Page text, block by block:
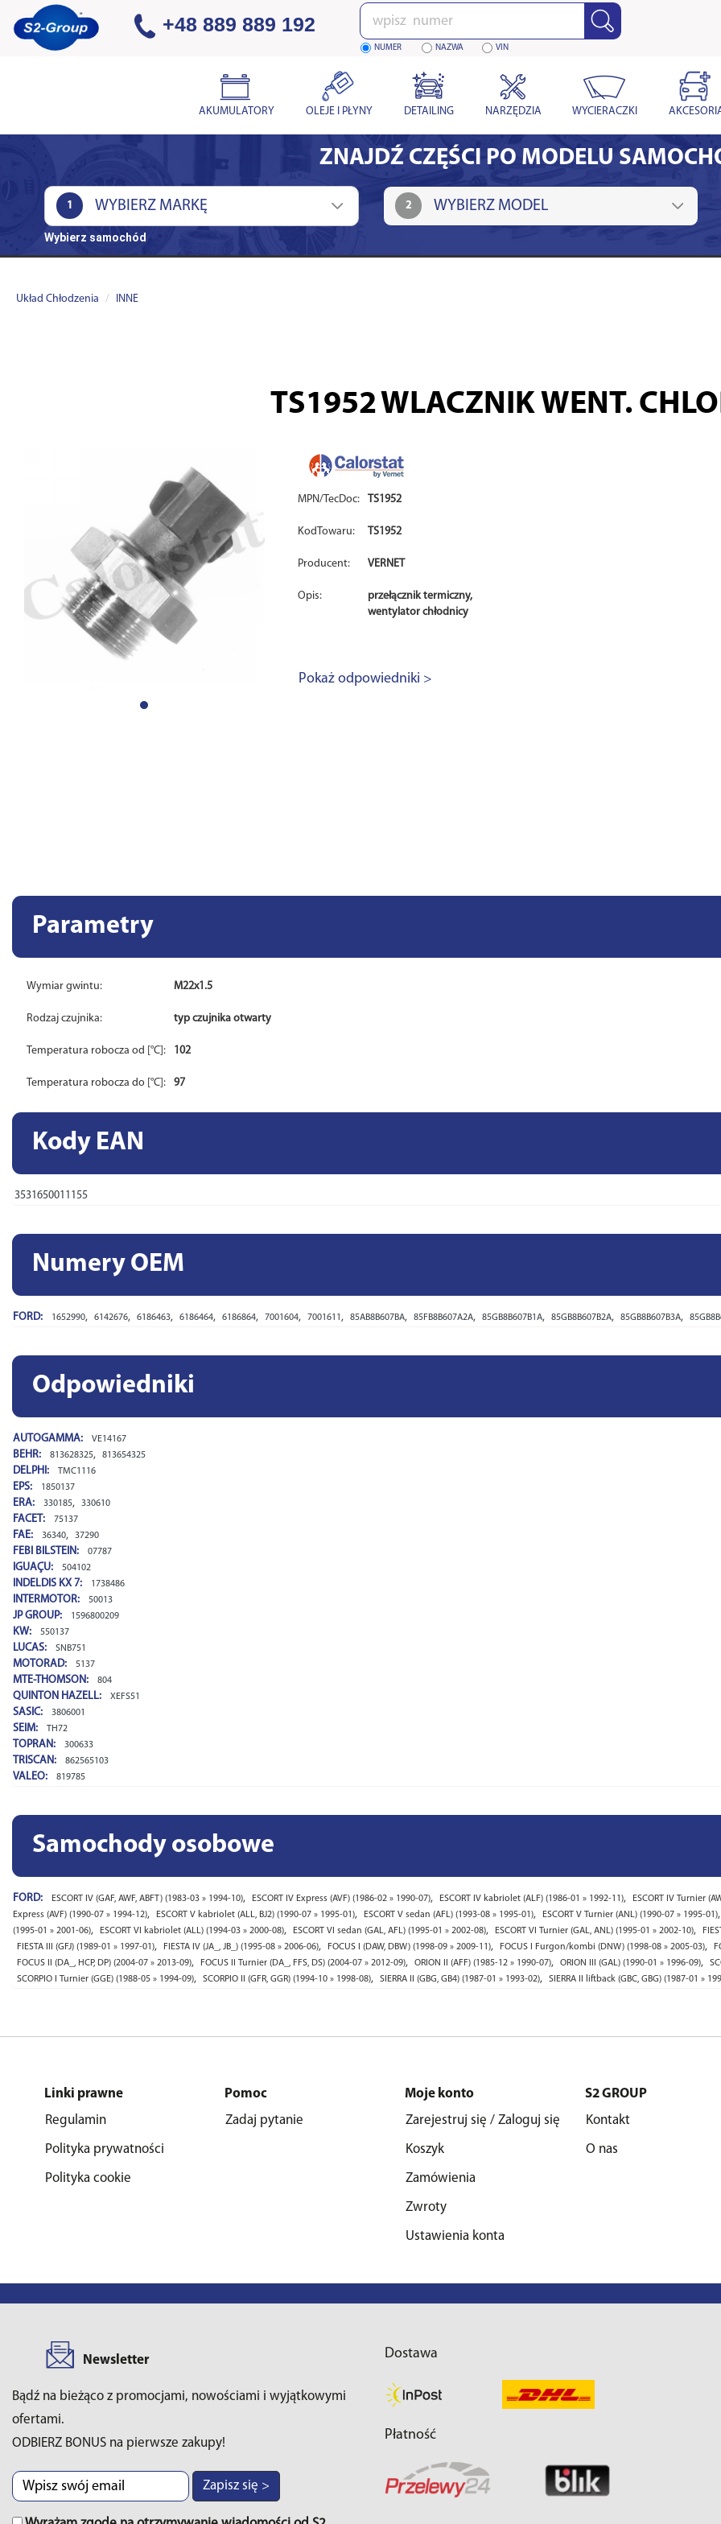
+48 889 889 192 Wpisz
numer
NUMER NAZWA VIN
AKUMULATORY OLEJE I PŁYNY DETAILING NARZĘDZIA WYCIERACZKI
ZNAJDŹ CZĘŚCI PO MODELU
1 2
Wybierz samochód
Układ Chłodzenia INNE
TS1952WLACZNIK WENT.
MPN/TecDoc: TS1952
KodTowaru: TS1952
Producent: VERNET
Opis:
przełącznik termiczny,
wentylator chłodnicy
Pokaż odpowiedniki >
Parametry
Wymiar gwintu: M22x1.5
Rodzaj czujnika: typ czujnika otwarty
Temperatura robocza od [°C]: 102
Temperatura robocza do [°C]: 97
Kody EAN
3531650011155
Numery OEM
FORD: 1652990, 6142676, 6186463, 6186464, 6186864, 7001604, 7001611 , 85AB8B607BA, 85FB8B607A2A, 85GB8B607B1A, 85GB8B607B2A, 85GB8B607B3A,
Odpowiedniki
AUTOGAMMA: VE14167
BEHR: 813628325, 813654325
DELPHI: TMC1116
EPS: 1850137
ERA: 330185, 330610
FACET: 75137
FAE: 36340, 37290
FEBI BILSTEIN: 07787
IGUAÇU: 504102
INDELDIS KX 7: 1738486
INTERMOTOR: 50013
JP GROUP: 1596800209
KW: 550137
LUCAS: SNB751
MOTORAD: 5137
MTE-THOMSON: 804
QUINTON HAZELL: XEFS51
SASIC: 3806001
SEIM: TH72
TOPRAN: 300633
TRISCAN: 862565103
VALEO: 819785
Samochody osobowe
FORD: ESCORT IV (GAF, AWF, ABFT) (1983-03 » 1994-10), ESCORT IV Express (AVF) (1986-02 » 1990-07), ESCORT IV kabriolet (ALF) (1986-01 » 1992-11), ESCORT IV Turnier
Express (AVF) (1990-07 » 1994-12), ESCORT V kabriolet (ALL, BJ2) (1990-07 » 1995-01), ESCORT V sedan (AFL) (1993-08 » 1995-01), ESCORT V Turnier (ANL) (1990-07 » 1995-01),
(1995-01 » 2001-06), ESCORT VI kabriolet (ALL) (1994-03 » 2000-08), ESCORT VI sedan (GAL, AFL) (1995-01 » 2002-08), ESCORT VI Turnier (GAL, ANL) (1995-01 » 2002-10),
FIESTA III (GFJ) (1989-01 » 1997-01), FIESTA IV (JA_, JB_) (1995-08 » 2006-06), FOCUS I (DAW, DBW) (1998-09 » 2009-11), FOCUS I Furgon/kombi (DNW) (1998-08 » 2005-03),
FOCUS II (DA_, HCP, DP) (2004-07 » 2013-09), FOCUS II Turnier (DA_, FFS, DS) (2004-07 » 2012-09), ORION II (AFF) (1985-12 » 1990-07), ORION III (GAL) (1990-01 » 1996-09),
SCORPIO I Turnier (GGE) (1988-05 » 1994-09), SCORPIO II (GFR, GGR) (1994-10 » 1998-08), SIERRA II (GBG, GB4) (1987-01 » 1993-02), SIERRA II liftback (GBC, GBG) (1987-01 »
Linki prawne
Regulamin
Polityka prywatności
Polityka cookie
Pomoc
Zadaj pytanie
Moje konto
Zarejestruj się / Zaloguj się
Koszyk
Zamówienia
Zwroty
Ustawienia konta
S2 GROUP
Kontakt
O nas
Newsletter
Bądź na bieżąco z promocjami, nowościami i wyjątkowymi
ofertami.
ODBIERZ BONUS na pierwsze zakupy!
Zapisz się >
Dostawa
Płatność